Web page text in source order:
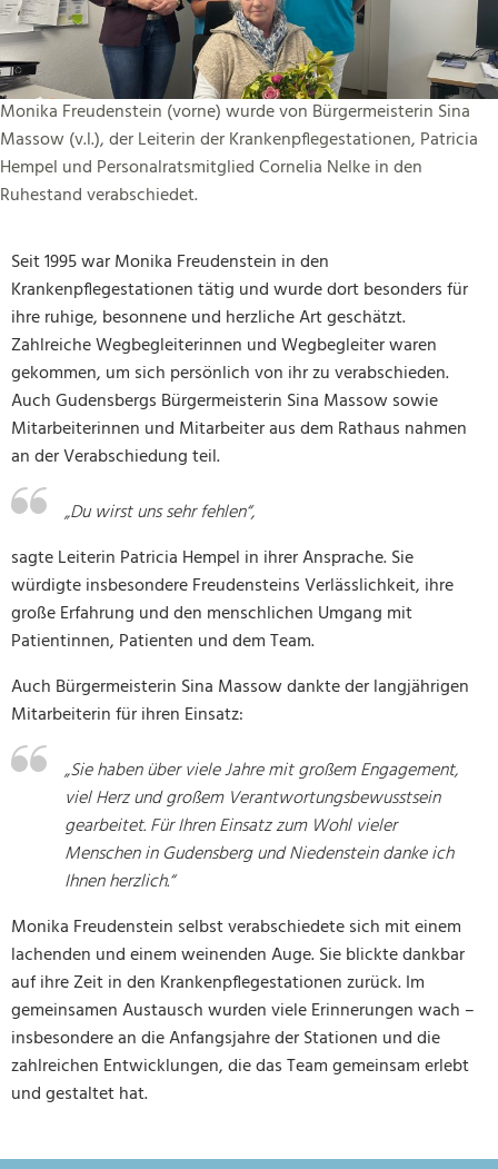
Monika Freudenstein (vorne) wurde von Bürgermeisterin Sina
Massow (v.l.), der Leiterin der Krankenpflegestationen, Patricia
Hempel und Personalratsmitglied Cornelia Nelke in den
Ruhestand verabschiedet.
Seit 1995 war Monika Freudenstein in den
Krankenpflegestationen tätig und wurde dort besonders für
ihre ruhige, besonnene und herzliche Art geschätzt.
Zahlreiche Wegbegleiterinnen und Wegbegleiter waren
gekommen, um sich persönlich von ihr zu verabschieden.
Auch Gudensbergs Bürgermeisterin Sina Massow sowie
Mitarbeiterinnen und Mitarbeiter aus dem Rathaus nahmen
an der Verabschiedung teil.
„Du wirst uns sehr fehlen“,
sagte Leiterin Patricia Hempel in ihrer Ansprache. Sie
würdigte insbesondere Freudensteins Verlässlichkeit, ihre
große Erfahrung und den menschlichen Umgang mit
Patientinnen, Patienten und dem Team.
Auch Bürgermeisterin Sina Massow dankte der langjährigen
Mitarbeiterin für ihren Einsatz:
„Sie haben über viele Jahre mit großem Engagement,
viel Herz und großem Verantwortungsbewusstsein
gearbeitet. Für Ihren Einsatz zum Wohl vieler
Menschen in Gudensberg und Niedenstein danke ich
Ihnen herzlich.“
Monika Freudenstein selbst verabschiedete sich mit einem
lachenden und einem weinenden Auge. Sie blickte dankbar
auf ihre Zeit in den Krankenpflegestationen zurück. Im
gemeinsamen Austausch wurden viele Erinnerungen wach –
insbesondere an die Anfangsjahre der Stationen und die
zahlreichen Entwicklungen, die das Team gemeinsam erlebt
und gestaltet hat.